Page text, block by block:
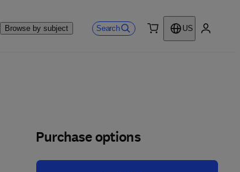
Browse by subject Search
US
Purchase options